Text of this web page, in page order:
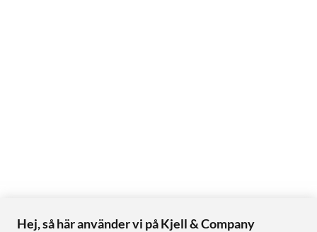
Hej, så här använder vi på Kjell & Company